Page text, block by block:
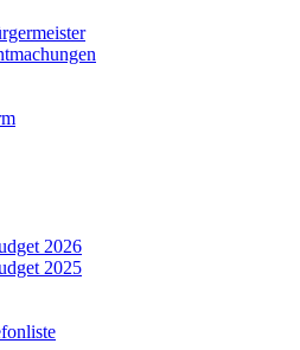
2026
2025